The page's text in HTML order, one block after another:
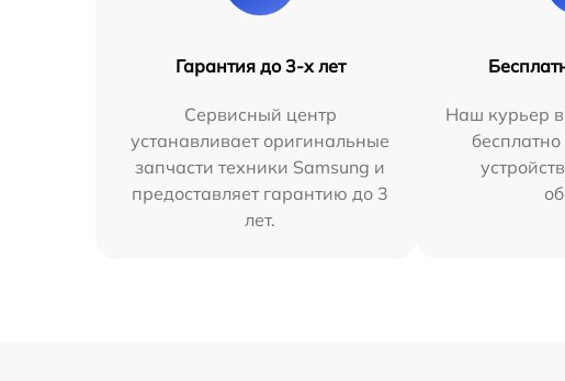
Гарантия до 3-х лет
Сервисный центр
устанавливает оригинальные
запчасти техники Samsung и
предоставляет гарантию до 3
лет.
Наш курьер